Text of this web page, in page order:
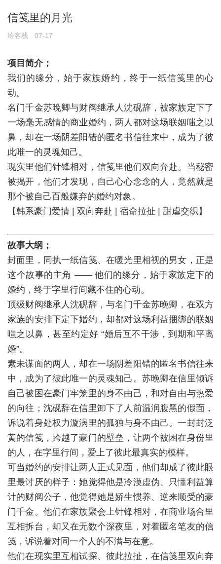
信笺里的月光
绘客栈 07-17
项目简介；
我们的缘分，始于家族婚约，终于一纸信笺里的心
动。
名门千金苏晚卿与财阀继承人沈砚辞，被家族定下了
一场毫无感情的商业婚约，两人都对这场联姻嗤之以
鼻，却在一场阴差阳错的匿名书信往来中，成为了彼
此唯一的灵魂知己。
现实里他们针锋相对，信笺里他们双向奔赴。当秘密
被揭开，他们才发现，自己心心念念的人，竟然就是
那个被自己百般嫌弃的婚约对象。
【韩系豪门爱情 | 双向奔赴 | 宿命拉扯 | 甜虐交织】
故事大纲；
封面里，同执一纸信笺、在暖光里相视的男女，正是
这个故事的主角 —— 他们的缘分，始于家族定下的
婚约，终于字里行间藏不住的心动。
顶级财阀继承人沈砚辞，与名门千金苏晚卿，在双方
家族的安排下定下婚约，却都对这场利益捆绑的联姻
嗤之以鼻，甚至约定好 “婚后互不干涉，到期和平离
婚”。
素未谋面的两人，却在一场阴差阳错的匿名书信往来
中，成为了彼此唯一的灵魂知己。苏晚卿在信里倾诉
自己被困在豪门牢笼里的身不由己，和对自由与热爱
的向往；沈砚辞在信里卸下了人前温润腹黑的假面，
诉说着身处权力漩涡里的孤独与身不由己。一封封泛
黄的信笺，跨越了豪门的壁垒，让两个被困在身份里
的人，在字里行间，爱上了彼此最真实的模样。
可当婚约的安排让两人正式见面，他们却成了彼此眼
里最讨厌的样子：她觉得他是冷漠虚伪、只懂利益算
计的财阀公子，他觉得她是娇生惯养、逆来顺受的豪
门千金。他们在家族聚会上针锋相对，在商业场合里
互相拆台，却又在无数个深夜里，对着匿名笔友的信
笺，诉说着对同一个人的不满与在意。
他们在现实里互相试探、彼此拉扯，在信笺里双向奔